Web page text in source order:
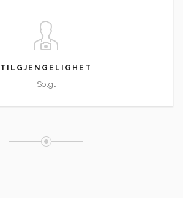
TILGJENGELIGHET
Solgt